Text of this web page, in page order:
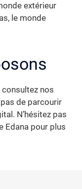
extérieur
le monde
consultez nos
de parcourir
N’hésitez pas
Edana pour plus